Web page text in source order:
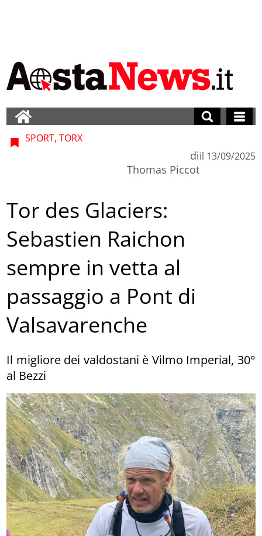
SPORT, TORX
di
Thomas Piccot
il 13/09/2025
Tor des Glaciers:
Sebastien Raichon
sempre in vetta al
passaggio a Pont di
Valsavarenche
Il migliore dei valdostani è Vilmo Imperial, 30°
al Bezzi